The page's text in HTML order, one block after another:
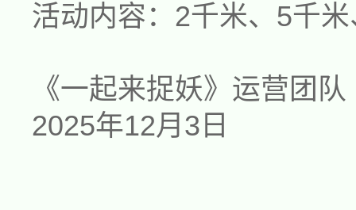
活动内容：2千米、5千
《一起来捉妖》运营团队
2025年12月 3 日